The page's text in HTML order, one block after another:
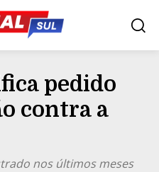
pedido
contra a
nos últimos meses